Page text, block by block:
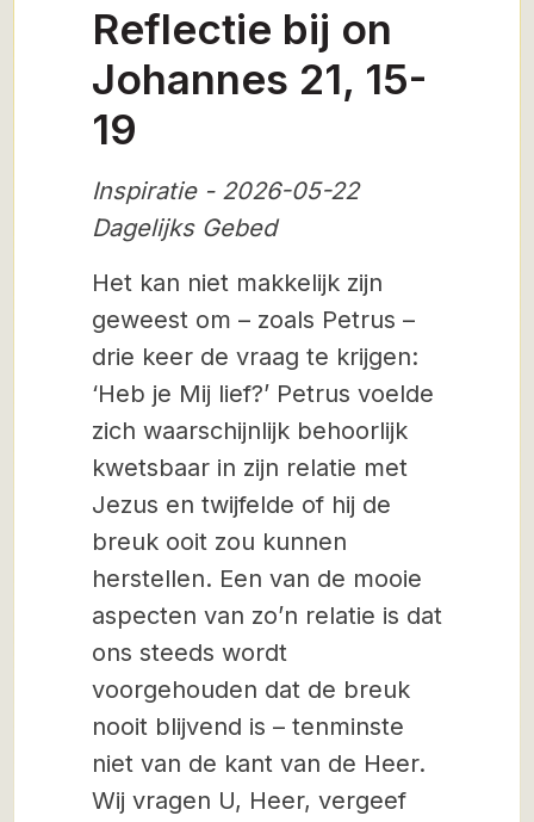
Reflectie bij on
Johannes 21, 15-
19
Inspiratie - 2026-05-22
Dagelijks Gebed
Het kan niet makkelijk zijn
geweest om – zoals Petrus –
drie keer de vraag te krijgen:
‘Heb je Mij lief?’ Petrus voelde
zich waarschijnlijk behoorlijk
kwetsbaar in zijn relatie met
Jezus en twijfelde of hij de
breuk ooit zou kunnen
herstellen. Een van de mooie
aspecten van zo’n relatie is dat
ons steeds wordt
voorgehouden dat de breuk
nooit blijvend is – tenminste
niet van de kant van de Heer.
Wij vragen U, Heer, vergeef